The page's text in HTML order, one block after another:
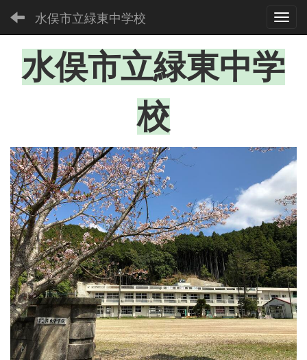
水俣市立緑東中学校
水俣市立緑東中学
校